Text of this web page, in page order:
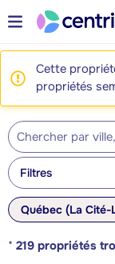
Cette
propriétés
Filtres
Québec (La Cité-
* 219 propriétés